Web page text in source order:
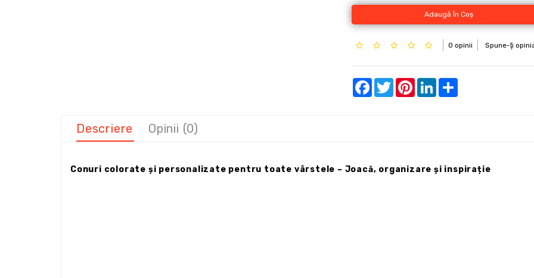
Adaugă În Coş
0 opinii Spune-ţi
Facebook
TwitterPinterestLinkedInShare
Descriere Opinii (0)
Conuri colorate și personalizate pentru toate vârstele – Joacă, organizare și inspirație